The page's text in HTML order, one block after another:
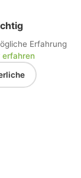
Erfahrung
erfahren